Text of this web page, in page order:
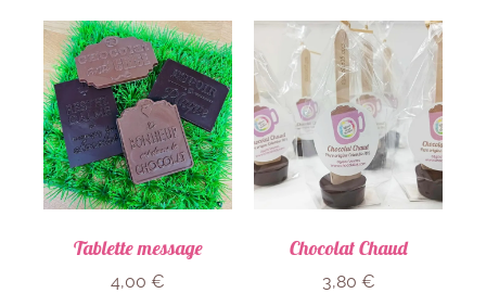
Tablette message
4,00 €
Chocolat Chaud
3,80 €